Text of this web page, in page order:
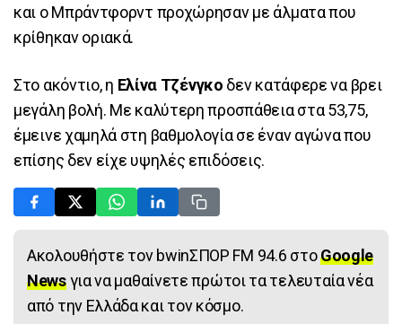
και ο Μπράντφορντ προχώρησαν με άλματα που
κρίθηκαν οριακά.
Στο ακόντιο, η Ελίνα Τζένγκο δεν κατάφερε να βρει
μεγάλη βολή. Με καλύτερη προσπάθεια στα 53,75,
έμεινε χαμηλά στη βαθμολογία σε έναν αγώνα που
επίσης δεν είχε υψηλές επιδόσεις.
Ακολουθήστε τον bwinΣΠΟΡ FM 94.6 στοGoogle
Newsγια να μαθαίνετε πρώτοι τα τελευταία νέα
από την Ελλάδα και τον κόσμο.